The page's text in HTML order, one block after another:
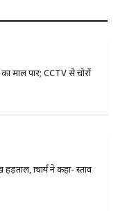
माल पार; CCTV से चोरों
प्राचार्य ने कहा- प्रस्ताव